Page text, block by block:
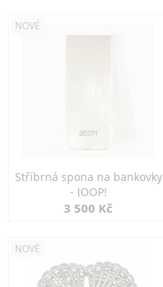
NOVÉ
Stříbrná spona na bankovky
- JOOP!
3 500 Kč
NOVÉ